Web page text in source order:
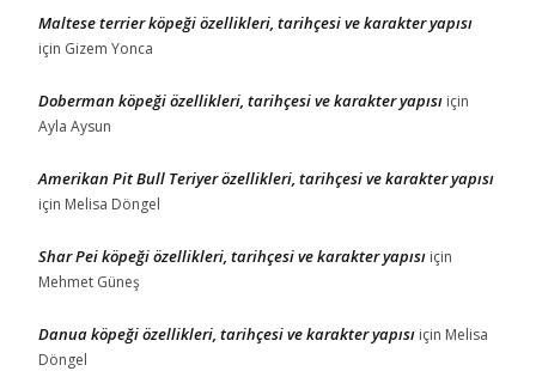
Maltese terrier köpeği özellikleri, tarihçesi ve karakter yapısı
için Gizem Yonca
Doberman köpeği özellikleri, tarihçesi ve karakter yapısı için
Ayla Aysun
Amerikan Pit Bull Teriyer özellikleri, tarihçesi ve karakter yapısı
için Melisa Döngel
Shar Pei köpeği özellikleri, tarihçesi ve karakter yapısı için
Mehmet Güneş
Danua köpeği özellikleri, tarihçesi ve karakter yapısı için Melisa
Döngel